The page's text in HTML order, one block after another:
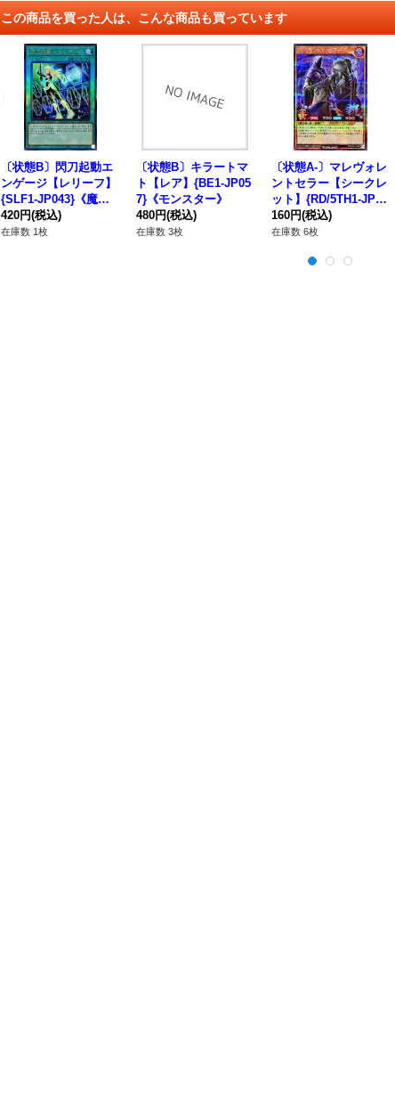
この商品を買った人は、こんな商品も買っています
〔状態B〕閃刀起動エ
ンゲージ【レリーフ】
{SLF1-JP043}《魔
法》
420円(税込)
在庫数 1枚
〔状態B〕キラートマ
ト【レア】{BE1-JP05
7}《モンスター》
480円(税込)
在庫数 3枚
〔状態A-〕マレヴォレ
ントセラー【シークレ
ット】{RD/5TH1-JP05
7}《RDモンスター》
160円(税込)
在庫数 6枚